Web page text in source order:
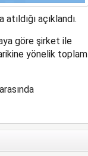
açıklandı.
göre şirket ile
yönelik toplam